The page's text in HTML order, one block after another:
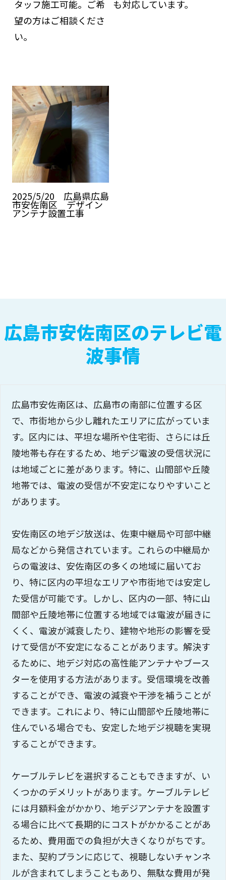
タッフ施工可能。ご希
望の方はご相談くださ
い。
も対応しています。
2025/5/20 広島県広島
市安佐南区 デザイン
アンテナ設置工事
広島市安佐南区のテレビ電
波事情
広島市安佐南区は、広島市の南部に位置する区
で、市街地から少し離れたエリアに広がっていま
す。区内には、平坦な場所や住宅街、さらには丘
陵地帯も存在するため、地デジ電波の受信状況に
は地域ごとに差があります。特に、山間部や丘陵
地帯では、電波の受信が不安定になりやすいこと
があります。
安佐南区の地デジ放送は、佐東中継局や可部中継
局などから発信されています。これらの中継局か
らの電波は、安佐南区の多くの地域に届いてお
り、特に区内の平坦なエリアや市街地では安定し
た受信が可能です。しかし、区内の一部、特に山
間部や丘陵地帯に位置する地域では電波が届きに
くく、電波が減衰したり、建物や地形の影響を受
けて受信が不安定になることがあります。解決す
るために、地デジ対応の高性能アンテナやブース
ターを使用する方法があります。受信環境を改善
することができ、電波の減衰や干渉を補うことが
できます。これにより、特に山間部や丘陵地帯に
住んでいる場合でも、安定した地デジ視聴を実現
することができます。
ケーブルテレビを選択することもできますが、い
くつかのデメリットがあります。ケーブルテレビ
には月額料金がかかり、地デジアンテナを設置す
る場合に比べて長期的にコストがかかることがあ
るため、費用面での負担が大きくなりがちです。
また、契約プランに応じて、視聴しないチャンネ
ルが含まれてしまうこともあり、無駄な費用が発